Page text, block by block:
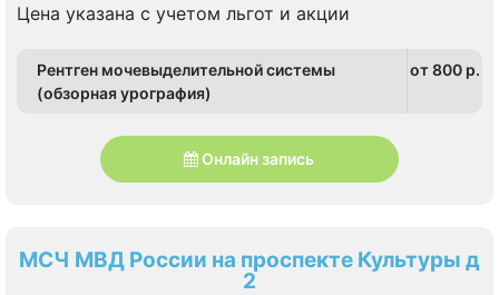
Цена указана с учетом льгот и акции
Рентген мочевыделительной системы
(обзорная урография)
от 800 p.
Онлайн запись
МСЧ МВД России на проспекте Культуры д
2